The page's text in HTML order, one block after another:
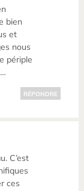
bien
et
nous
périple
RÉPONDRE
C’est
ces